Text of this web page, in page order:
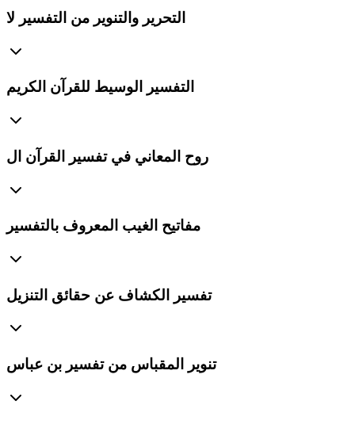
التحرير والتنوير من التفسير لا
التفسير الوسيط للقرآن الكريم
روح المعاني في تفسير القرآن ال
مفاتيح الغيب المعروف بالتفسير
تفسير الكشاف عن حقائق التنزيل
تنوير المقباس من تفسير بن عباس